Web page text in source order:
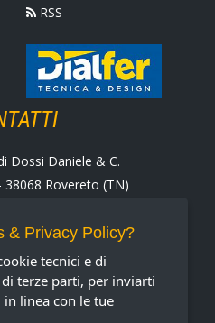
RSS
Dossi Daniele & C.
38068 Rovereto (TN)
430938
& Privacy Policy?
tecnici e di
terze parti, per inviarti
linea con le tue